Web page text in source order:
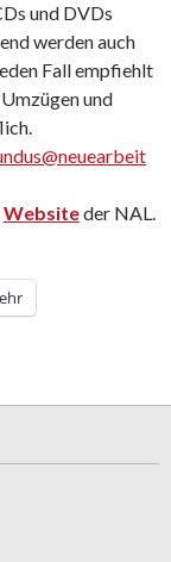
und DVDs
werden auch
Fall empfiehlt
und
Websiteder NAL.